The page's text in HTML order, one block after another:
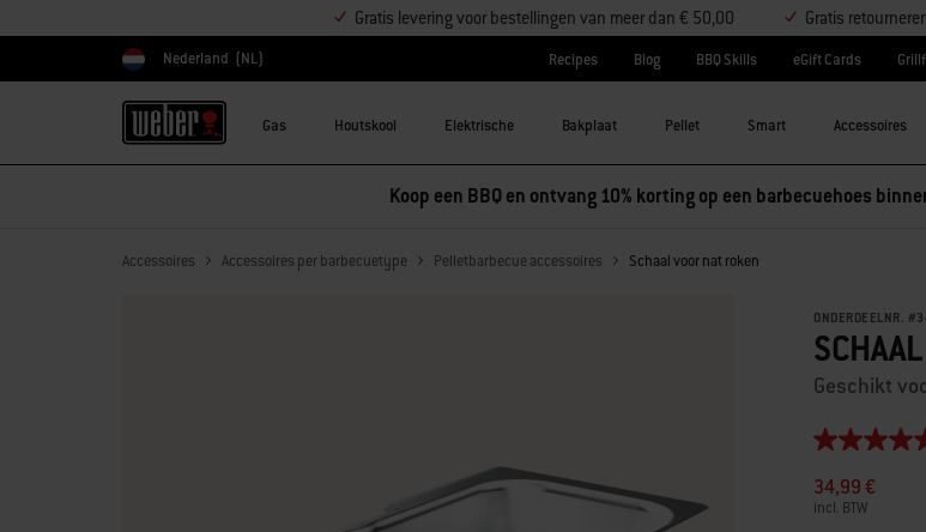
Gratis levering voor bestellingen van meer dan € 50,00 Gratis
Kies land
Nederland (NL) Recipes Blog BBQ Skills eGift Cards
Gas Houtskool Elektrische Bakplaat Pellet Smart Accessoires
Koop een BBQ en ontvang 10% korting op een barbecuehoes
Accessoires Accessoires per barbecuetype Pelletbarbecue accessoires Schaal voor nat roken
ONDERDEELNR. #
Geschikt
4.8
5
sterren,
34,99 €
incl. BTW